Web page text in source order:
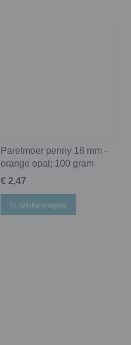
Parelmoer penny 18 mm -
orange opal; 100 gram
€ 2,47
In winkelwagen